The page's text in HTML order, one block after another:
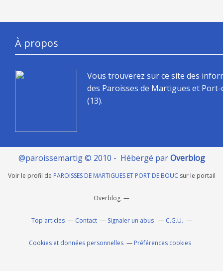
À propos
Vous trouverez sur ce site des
des Paroisses de Martigues et
(13).
@paroissemartig © 2010 - Hébergé parOverblog
Voir le profil de PAROISSES DE MARTIGUES ET PORT DE BOUC sur le portail
Overblog
Top articles Contact Signaler un abus C.G.U.
Cookies et données personnelles Préférences cookies